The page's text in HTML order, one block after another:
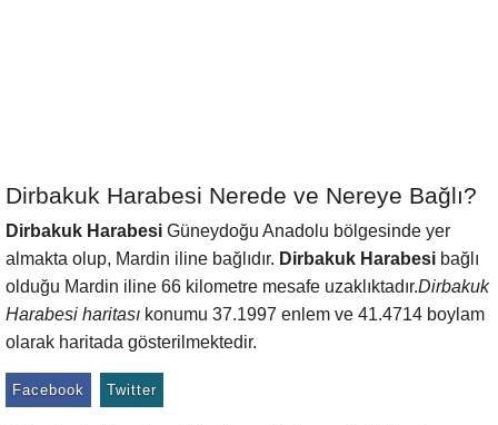
Dirbakuk Harabesi Nerede ve Nereye Bağlı?
Dirbakuk Harabesi Güneydoğu Anadolu bölgesinde yer
almakta olup, Mardin iline bağlıdır. Dirbakuk Harabesi bağlı
olduğu Mardin iline 66 kilometre mesafe uzaklıktadır.Dirbakuk
Harabesi haritası konumu 37.1997 enlem ve 41.4714 boylam
olarak haritada gösterilmektedir.
Facebook Twitter